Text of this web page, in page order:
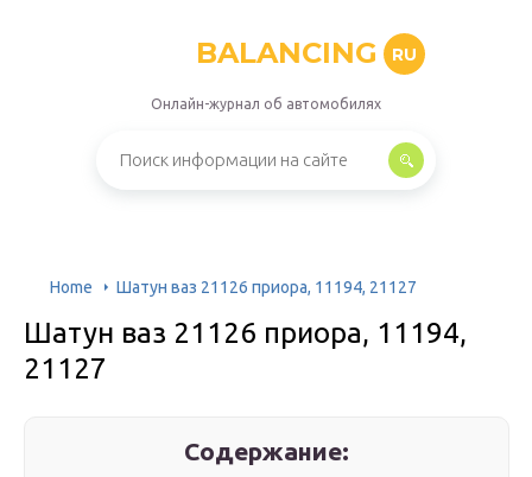
BALANCING RU
Онлайн-журнал об автомобилях
Home Шатун ваз 21126 приора, 11194, 21127
Шатун ваз 21126 приора, 11194,
21127
Содержание: